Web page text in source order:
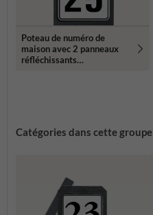
Poteau de numéro de
maison avec 2 panneaux
réfléchissants
Catégories dans cette groupe